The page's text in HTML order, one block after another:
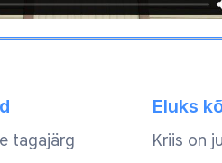
tagajärg
Eluks
Kriis on